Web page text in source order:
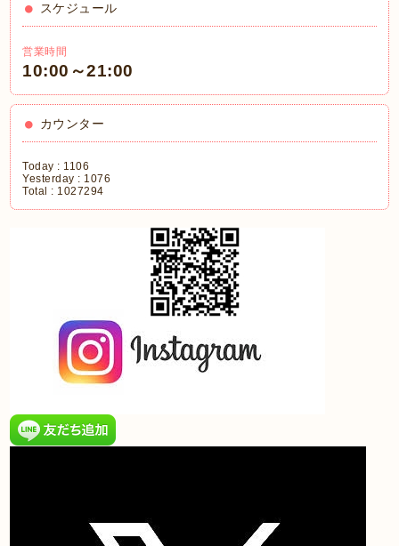
スケジュール
営業時間
10:00～21:00
カウンター
Today : 1106
Yesterday : 1076
Total : 1027294